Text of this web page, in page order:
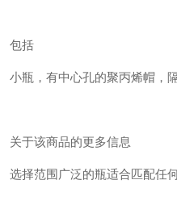
包括
小瓶，有中心孔的聚丙烯帽，隔
关于该商品的更多信息
选择范围广泛的瓶适合匹配任